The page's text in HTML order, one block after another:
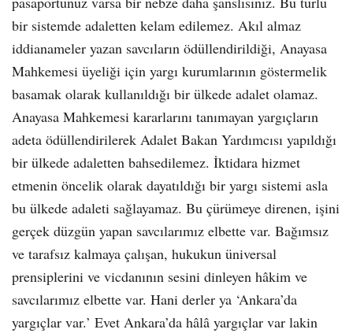
bir sistemde adaletten kelam edilemez. Akıl almaz
iddianameler yazan savcıların ödüllendirildiği, Anayasa
Mahkemesi üyeliği için yargı kurumlarının göstermelik
basamak olarak kullanıldığı bir ülkede adalet olamaz.
Anayasa Mahkemesi kararlarını tanımayan yargıçların
adeta ödüllendirilerek Adalet Bakan Yardımcısı yapıldığı
bir ülkede adaletten bahsedilemez. İktidara hizmet
etmenin öncelik olarak dayatıldığı bir yargı sistemi asla
bu ülkede adaleti sağlayamaz. Bu çürümeye direnen, işini
gerçek düzgün yapan savcılarımız elbette var. Bağımsız
ve tarafsız kalmaya çalışan, hukukun üniversal
prensiplerini ve vicdanının sesini dinleyen hâkim ve
savcılarımız elbette var. Hani derler ya ‘Ankara’da
yargıçlar var.’ Evet Ankara’da hâlâ yargıçlar var lakin